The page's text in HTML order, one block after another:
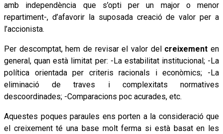
amb independència que s’opti per un major o menor
repartiment-, d’afavorir la suposada creació de valor per a
l’accionista.
Per descomptat, hem de revisar el valor del creixement en
general, quan està limitat per: -La estabilitat institucional; -La
política orientada per criteris racionals i econòmics; -La
eliminació de traves i complexitats normatives
descoordinades; -Comparacions poc acurades, etc.
Aquestes poques paraules ens porten a la consideració que
el creixement té una base molt ferma si està basat en les